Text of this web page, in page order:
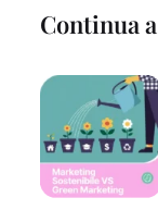
Continua